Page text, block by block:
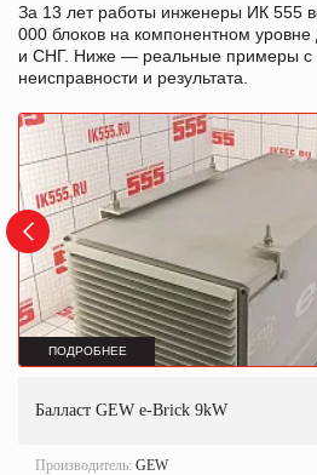
За 13 лет работы инженеры ИК 555
000 блоков на компонентном
и СНГ. Ниже — реальные примеры с
неисправности и результата.
ПОДРОБНЕЕ
Балласт GEW e-Brick 9kW
Производитель: GEW